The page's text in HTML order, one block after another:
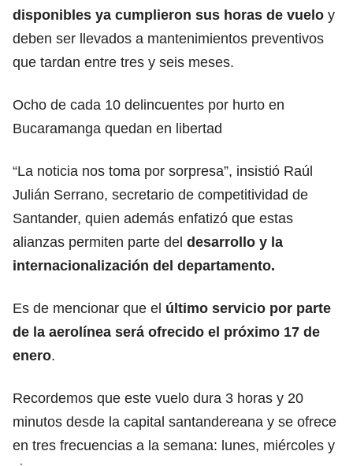
disponibles ya cumplieron sus horas de vuelo y
deben ser llevados a mantenimientos preventivos
que tardan entre tres y seis meses.
Ocho de cada 10 delincuentes por hurto en
Bucaramanga quedan en libertad
“La noticia nos toma por sorpresa”, insistió Raúl
Julián Serrano, secretario de competitividad de
Santander, quien además enfatizó que estas
alianzas permiten parte del desarrollo y la
internacionalización del departamento.
Es de mencionar que el último servicio por parte
de la aerolínea será ofrecido el próximo 17 de
enero.
Recordemos que este vuelo dura 3 horas y 20
minutos desde la capital santandereana y se ofrece
en tres frecuencias a la semana: lunes, miércoles y